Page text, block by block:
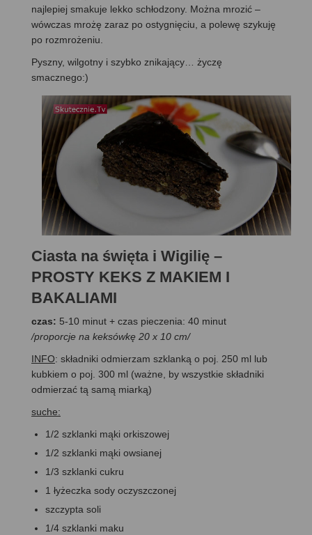
najlepiej smakuje lekko schłodzony. Można mrozić –
wówczas mrożę zaraz po ostygnięciu, a polewę szykuję
po rozmrożeniu.
Pyszny, wilgotny i szybko znikający… życzę
smacznego:)
Ciasta na święta i Wigilię –
PROSTY KEKS Z MAKIEM I
BAKALIAMI
czas: 5-10 minut + czas pieczenia: 40 minut
/proporcje na keksówkę 20 x 10 cm/
INFO: składniki odmierzam szklanką o poj. 250 ml lub
kubkiem o poj. 300 ml (ważne, by wszystkie składniki
odmierzać tą samą miarką)
suche:
1/2 szklanki mąki orkiszowej
1/2 szklanki mąki owsianej
1/3 szklanki cukru
1 łyżeczka sody oczyszczonej
szczypta soli
1/4 szklanki maku